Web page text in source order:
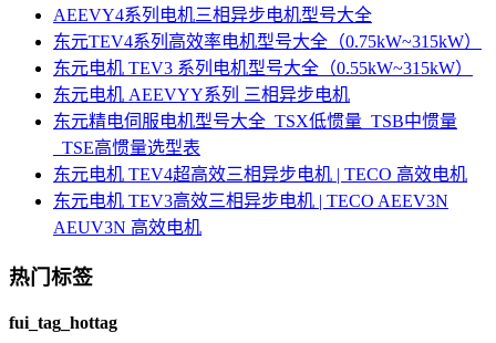
AEEVY4系列电机三相异步电机型号大全
东元TEV4系列高效率电机型号大全（0.75kW~315kW）
东元电机 TEV3 系列电机型号大全（0.55kW~315kW）
东元电机 AEEVYY系列 三相异步电机
东元精电伺服电机型号大全_TSX低惯量_TSB中惯量
_TSE高惯量选型表
东元电机 TEV4超高效三相异步电机 | TECO 高效电机
东元电机 TEV3高效三相异步电机 | TECO AEEV3N
AEUV3N 高效电机
热门标签
fui_tag_hottag